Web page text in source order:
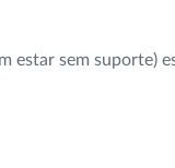
estar sem suporte)